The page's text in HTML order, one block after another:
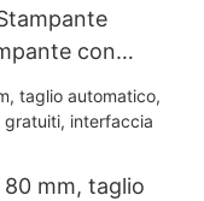
con
80 mm, taglio